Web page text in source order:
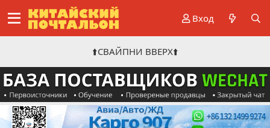
Вход
⬆️СВАЙПНИ ВВЕРХ⬆️